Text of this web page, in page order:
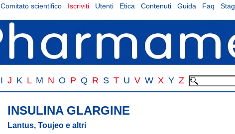
Comitato scientifico Iscriviti Utenti Etica Contenuti Guida Faq
I J K L M N O P Q R S T U V W X Y Z
INSULINA GLARGINE
Lantus, Toujeo e altri